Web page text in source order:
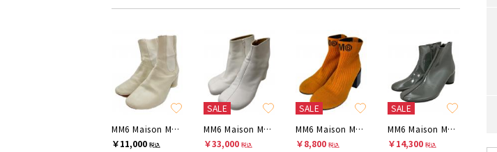
MM6 Maison Margiela
￥11,000 税込
SALE
MM6 Maison Margiela
￥33,000 税込
SALE
MM6 Maison Margiela
￥8,800 税込
SALE
MM6 Maison Margiela
￥14,300 税込